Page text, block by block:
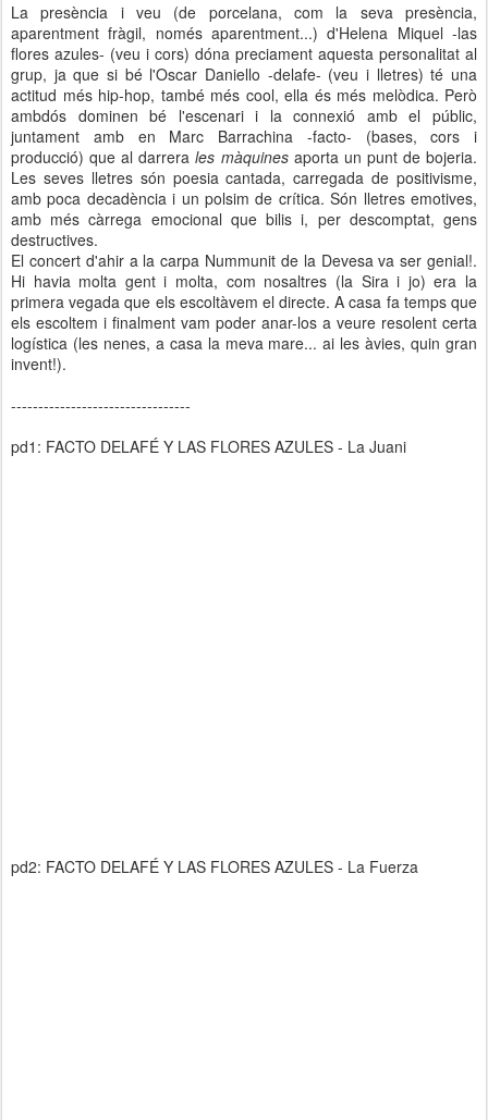
La presència i veu (de porcelana, com la seva presència,
aparentment fràgil, només aparentment...) d'Helena Miquel -las
flores azules- (veu i cors) dóna preciament aquesta personalitat al
grup, ja que si bé l'Oscar Daniello -delafe- (veu i lletres) té una
actitud més hip-hop, també més cool, ella és més melòdica. Però
ambdós dominen bé l'escenari i la connexió amb el públic,
juntament amb en Marc Barrachina -facto- (bases, cors i
producció) que al darrerales màquinesaporta un punt de bojeria.
Les seves lletres són poesia cantada, carregada de positivisme,
amb poca decadència i un polsim de crítica. Són lletres emotives,
amb més càrrega emocional que bilis i, per descomptat, gens
destructives.
El concert d'ahir a la carpa Nummunit de la Devesa va ser genial!.
Hi havia molta gent i molta, com nosaltres (la Sira i jo) era la
primera vegada que els escoltàvem el directe. A casa fa temps que
els escoltem i finalment vam poder anar-los a veure resolent certa
logística (les nenes, a casa la meva mare... ai les àvies, quin gran
invent!).
---------------------------------
pd1: FACTO DELAFÉ Y LAS FLORES AZULES - La Juani
pd2: FACTO DELAFÉ Y LAS FLORES AZULES - La Fuerza